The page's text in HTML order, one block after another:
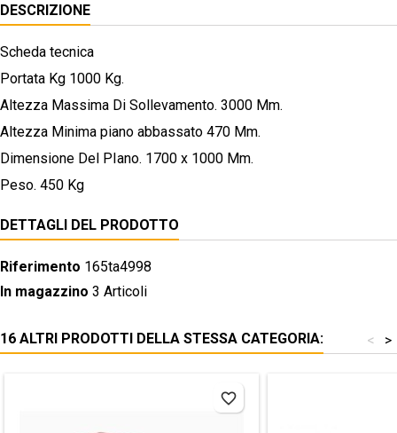
DESCRIZIONE
Scheda tecnica
Portata Kg 1000 Kg.
Altezza Massima Di Sollevamento. 3000 Mm.
Altezza Minima piano abbassato 470 Mm.
Dimensione Del PIano. 1700 x 1000 Mm.
Peso. 450 Kg
DETTAGLI DEL PRODOTTO
Riferimento 165ta4998
In magazzino 3 Articoli
16 ALTRI PRODOTTI DELLA STESSA CATEGORIA: >
<
favorite_border